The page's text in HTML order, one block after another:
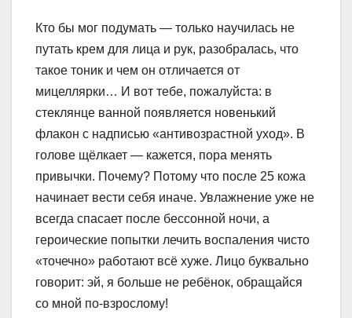
Кто бы мог подумать — только научилась не
путать крем для лица и рук, разобралась, что
такое тоник и чем он отличается от
мицеллярки… И вот тебе, пожалуйста: в
стеклянце ванной появляется новенький
флакон с надписью «антивозрастной уход». В
голове щёлкает — кажется, пора менять
привычки. Почему? Потому что после 25 кожа
начинает вести себя иначе. Увлажнение уже не
всегда спасает после бессонной ночи, а
героические попытки лечить воспаления чисто
«точечно» работают всё хуже. Лицо буквально
говорит: эй, я больше не ребёнок, обращайся
со мной по-взрослому!